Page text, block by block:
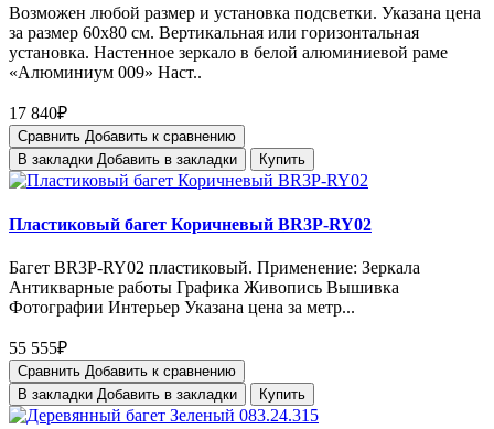
Возможен любой размер и установка подсветки. Указана цена
за размер 60х80 см. Вертикальная или горизонтальная
установка. Настенное зеркало в белой алюминиевой раме
«Алюминиум 009» Наст..
17 840₽
Сравнить Добавить к сравнению
В закладки Добавить в закладки Купить
Пластиковый багет Коричневый BR3P-RY02
Багет BR3P-RY02 пластиковый. Применение: Зеркала
Антикварные работы Графика Живопись Вышивка
Фотографии Интерьер Указана цена за метр...
55 555₽
Сравнить Добавить к сравнению
В закладки Добавить в закладки Купить